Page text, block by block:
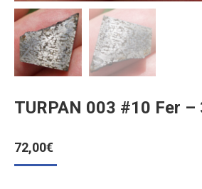
TURPAN 003 #10 Fer –
72,00€